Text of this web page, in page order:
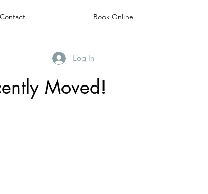
Contact Book Online
Log In
Moved!